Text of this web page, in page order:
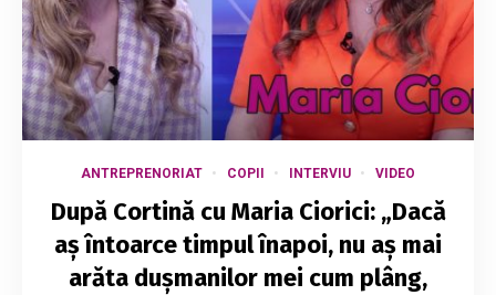
ANTREPRENORIAT COPII INTERVIU VIDEO
După Cortină cu Maria Ciorici: „Dacă
aș întoarce timpul înapoi, nu aș mai
arăta dușmanilor mei cum plâng,